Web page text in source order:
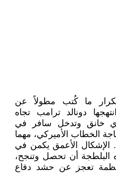
ما كُتب مطولاً عن
دونالد ترامب تجاه
خانق وتدخل سافر في
الخطاب الأميركي، مهما
الإشكال الأعمق يكمن في
البلطجة أن تحصل وتنجح،
تعجز عن حشد دفاع